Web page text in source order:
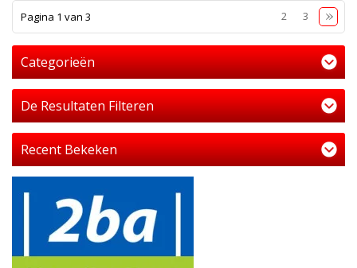
Pagina 1 van 3 2 3
Categorieën
De Resultaten Filteren
Recent Bekeken